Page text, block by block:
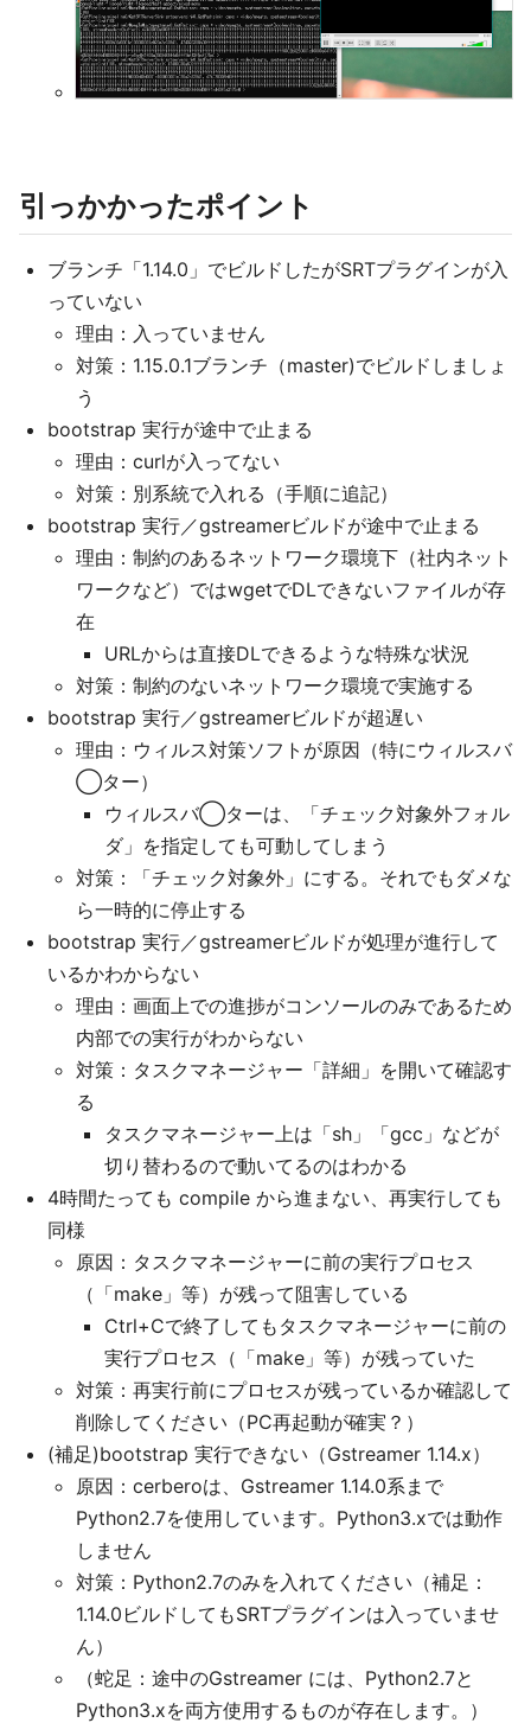
引っかかったポイント
ブランチ「1.14.0」でビルドしたがSRTプラグインが入
っていない
理由：入っていません
対策：1.15.0.1ブランチ（master)でビルドしましょ
う
bootstrap 実行が途中で止まる
理由：curlが入ってない
対策：別系統で入れる（手順に追記）
bootstrap 実行／gstreamerビルドが途中で止まる
理由：制約のあるネットワーク環境下（社内ネット
ワークなど）ではwgetでDLできないファイルが存
在
URLからは直接DLできるような特殊な状況
対策：制約のないネットワーク環境で実施する
bootstrap 実行／gstreamerビルドが超遅い
理由：ウィルス対策ソフトが原因（特にウィルスバ
◯ター）
ウィルスバ◯ターは、「チェック対象外フォル
ダ」を指定しても可動してしまう
対策：「チェック対象外」にする。それでもダメな
ら一時的に停止する
bootstrap 実行／gstreamerビルドが処理が進行して
いるかわからない
理由：画面上での進捗がコンソールのみであるため
内部での実行がわからない
対策：タスクマネージャー「詳細」を開いて確認す
る
タスクマネージャー上は「sh」「gcc」などが
切り替わるので動いてるのはわかる
4時間たっても compile から進まない、再実行しても
同様
原因：タスクマネージャーに前の実行プロセス
（「make」等）が残って阻害している
Ctrl+Cで終了してもタスクマネージャーに前の
実行プロセス（「make」等）が残っていた
対策：再実行前にプロセスが残っているか確認して
削除してください（PC再起動が確実？）
(補足)bootstrap 実行できない（Gstreamer 1.14.x）
原因：cerberoは、Gstreamer 1.14.0系まで
Python2.7を使用しています。Python3.xでは動作
しません
対策：Python2.7のみを入れてください（補足：
1.14.0ビルドしてもSRTプラグインは入っていませ
ん）
（蛇足：途中のGstreamer には、Python2.7と
Python3.xを両方使用するものが存在します。）